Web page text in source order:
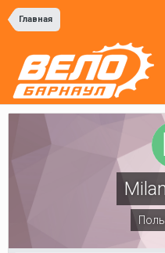
Главная